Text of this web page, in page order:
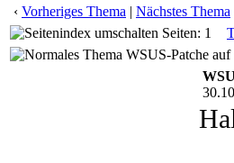
‹ Vorheriges Thema | Nächstes Thema
Seiten: 1
WSUS-Patche